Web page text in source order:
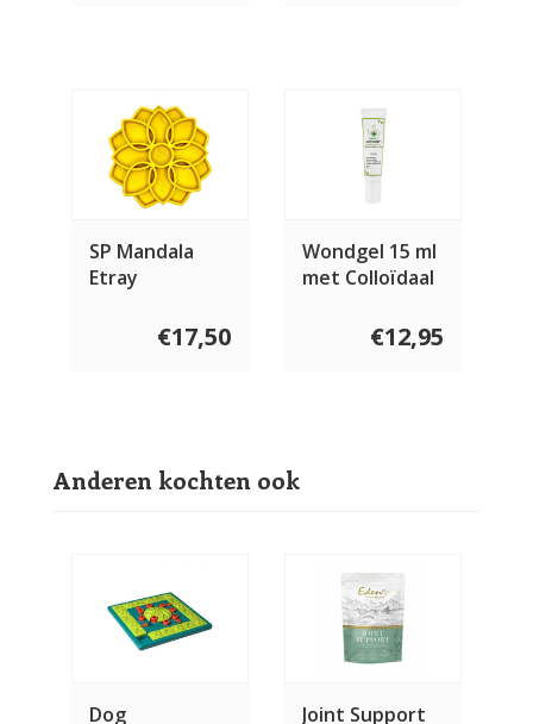
SP Mandala
Etray
€17,50
Wondgel 15 ml
met Colloïdaal
€12,95
Anderen kochten ook
Dog
Joint Support